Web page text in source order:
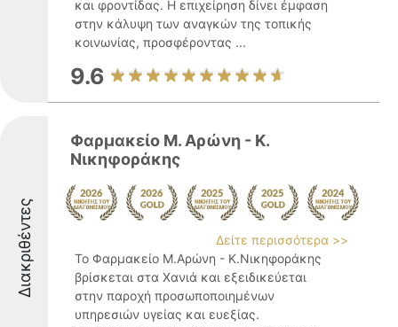
και φροντίδας. Η επιχείρηση δίνει έμφαση
στην κάλυψη των αναγκών της τοπικής
κοινωνίας, προσφέροντας ...
9.6
Διακριθέντες
Φαρμακείο Μ. Αρώνη - Κ.
Νικηφοράκης
Δείτε περισσότερα >>
Το Φαρμακείο Μ.Αρώνη - Κ.Νικηφοράκης
βρίσκεται στα Χανιά και εξειδικεύεται
στην παροχή προσωποποιημένων
υπηρεσιών υγείας και ευεξίας.